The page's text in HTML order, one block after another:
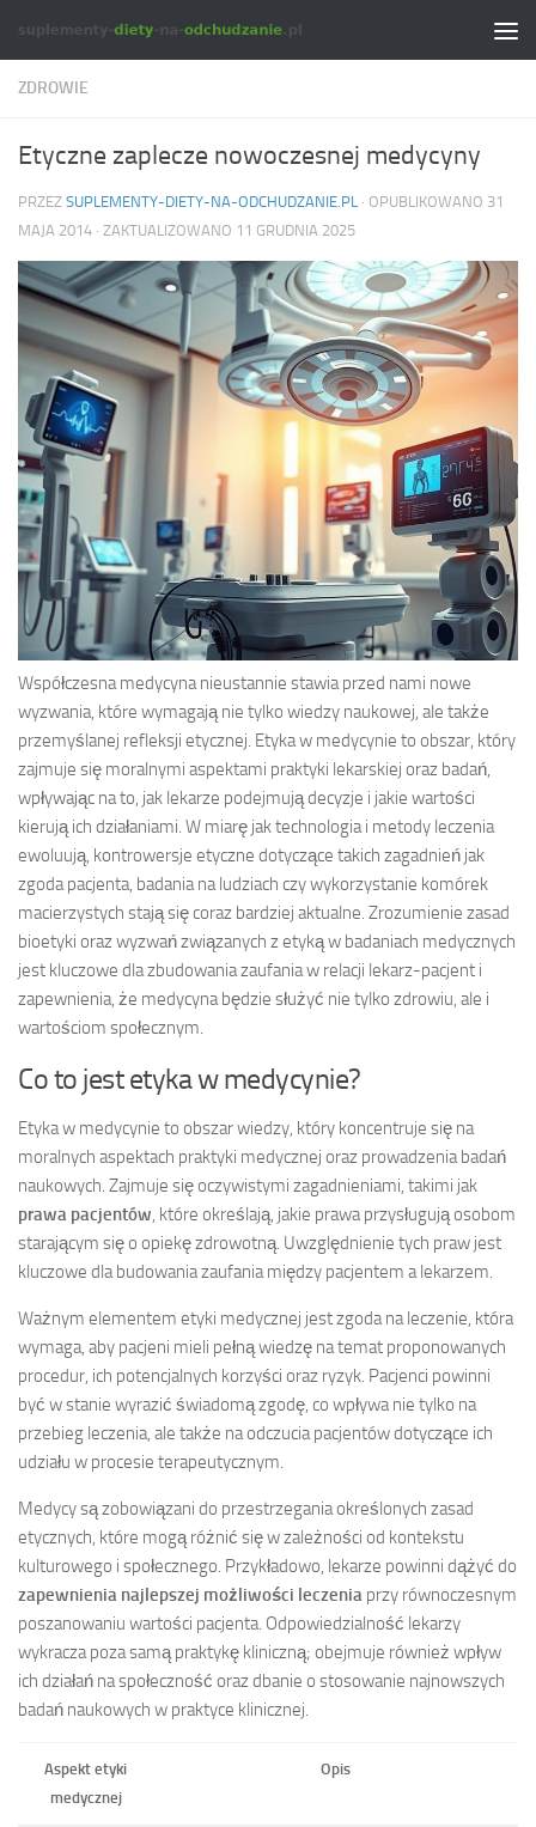
Skip to content
ZDROWIE
Etyczne zaplecze nowoczesnej medycyny
PRZEZ SUPLEMENTY-DIETY-NA-ODCHUDZANIE.PL · OPUBLIKOWANO 31
MAJA 2014 · ZAKTUALIZOWANO 11 GRUDNIA 2025
Współczesna medycyna nieustannie stawia przed nami nowe
wyzwania, które wymagają nie tylko wiedzy naukowej, ale także
przemyślanej refleksji etycznej. Etyka w medycynie to obszar, który
zajmuje się moralnymi aspektami praktyki lekarskiej oraz badań,
wpływając na to, jak lekarze podejmują decyzje i jakie wartości
kierują ich działaniami. W miarę jak technologia i metody leczenia
ewoluują, kontrowersje etyczne dotyczące takich zagadnień jak
zgoda pacjenta, badania na ludziach czy wykorzystanie komórek
macierzystych stają się coraz bardziej aktualne. Zrozumienie zasad
bioetyki oraz wyzwań związanych z etyką w badaniach medycznych
jest kluczowe dla zbudowania zaufania w relacji lekarz-pacjent i
zapewnienia, że medycyna będzie służyć nie tylko zdrowiu, ale i
wartościom społecznym.
Co to jest etyka w medycynie?
Etyka w medycynie to obszar wiedzy, który koncentruje się na
moralnych aspektach praktyki medycznej oraz prowadzenia badań
naukowych. Zajmuje się oczywistymi zagadnieniami, takimi jak
prawa pacjentów, które określają, jakie prawa przysługują osobom
starającym się o opiekę zdrowotną. Uwzględnienie tych praw jest
kluczowe dla budowania zaufania między pacjentem a lekarzem.
Ważnym elementem etyki medycznej jest zgoda na leczenie, która
wymaga, aby pacjeni mieli pełną wiedzę na temat proponowanych
procedur, ich potencjalnych korzyści oraz ryzyk. Pacjenci powinni
być w stanie wyrazić świadomą zgodę, co wpływa nie tylko na
przebieg leczenia, ale także na odczucia pacjentów dotyczące ich
udziału w procesie terapeutycznym.
Medycy są zobowiązani do przestrzegania określonych zasad
etycznych, które mogą różnić się w zależności od kontekstu
kulturowego i społecznego. Przykładowo, lekarze powinni dążyć do
zapewnienia najlepszej możliwości leczenia przy równoczesnym
poszanowaniu wartości pacjenta. Odpowiedzialność lekarzy
wykracza poza samą praktykę kliniczną; obejmuje również wpływ
ich działań na społeczność oraz dbanie o stosowanie najnowszych
badań naukowych w praktyce klinicznej.
Aspekt etyki
medycznej
Opis